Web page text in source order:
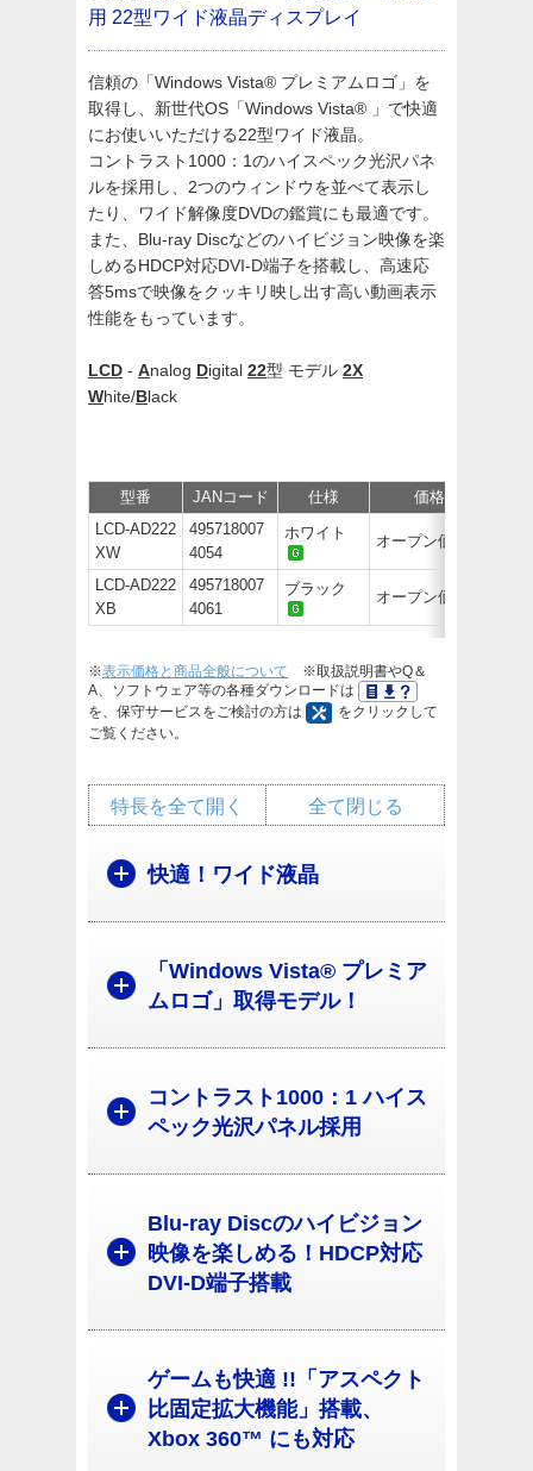
用 22型ワイド液晶ディスプレイ
信頼の「Windows Vista® プレミアムロゴ」を
取得し、新世代OS「Windows Vista® 」で快適
にお使いいただける22型ワイド液晶。
コントラスト1000：1のハイスペック光沢パネ
ルを採用し、2つのウィンドウを並べて表示し
たり、ワイド解像度DVDの鑑賞にも最適です。
また、Blu-ray Discなどのハイビジョン映像を楽
しめるHDCP対応DVI-D端子を搭載し、高速応
答5msで映像をクッキリ映し出す高い動画表示
性能をもっています。
LCD - Analog Digital 22型 モデル 2X
White/Black
型番 JANコード 仕様 価格
LCD-AD222
XW
495718007
4054
ホワイト オープン価格
LCD-AD222
XB
495718007
4061
ブラック オープン価格
※表示価格と商品全般について ※取扱説明書やQ＆
A、ソフトウェア等の各種ダウンロードは
を、保守サービスをご検討の方は
をクリックして
ご覧ください。
全て閉じる
特長を全て開く
快適！ワイド液晶
「Windows Vista® プレミア
ムロゴ」取得モデル！
コントラスト1000：1 ハイス
ペック光沢パネル採用
Blu-ray Discのハイビジョン
映像を楽しめる！HDCP対応
DVI-D端子搭載
ゲームも快適 !!「アスペクト
比固定拡大機能」搭載、
Xbox 360™ にも対応